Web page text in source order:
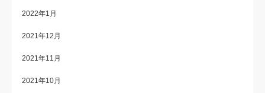
2022年1月
2021年12月
2021年11月
2021年10月